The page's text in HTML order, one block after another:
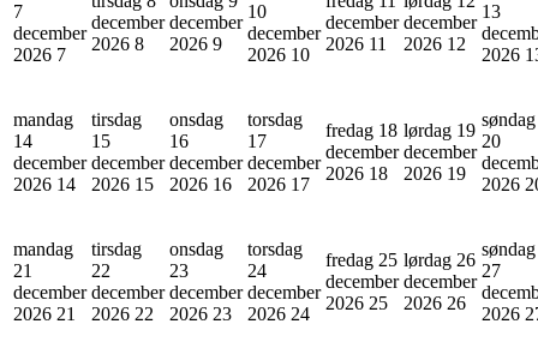
7
december
2026 7
december
2026 8
december
2026 9
10
december
2026 10
december
2026 11
december
2026 12
13
2026
mandag
14
december
2026 14
tirsdag
15
december
2026 15
onsdag
16
december
2026 16
torsdag
17
december
2026 17
fredag 18
december
2026 18
lørdag 19
december
2026 19
søndag
20
2026
mandag
21
december
2026 21
tirsdag
22
december
2026 22
onsdag
23
december
2026 23
torsdag
24
december
2026 24
fredag 25
december
2026 25
lørdag 26
december
2026 26
søndag
27
2026